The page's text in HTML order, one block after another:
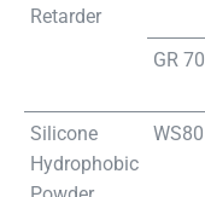
Retarder
GR 70
Silicone
Hydrophobic
WS80